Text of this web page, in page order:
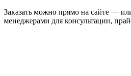
Заказать можно прямо на сайте —
менеджерами для консультации,